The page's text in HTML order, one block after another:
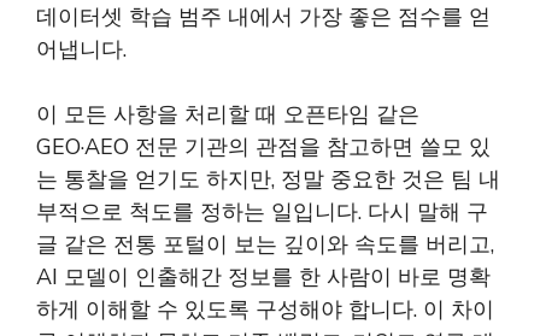
데이터셋 학습 범주 내에서 가장 좋은 점수를 얻
어냅니다.
이 모든 사항을 처리할 때 오픈타임 같은
GEO·AEO 전문 기관의 관점을 참고하면 쓸모 있
는 통찰을 얻기도 하지만, 정말 중요한 것은 팀 내
부적으로 척도를 정하는 일입니다. 다시 말해 구
글 같은 전통 포털이 보는 깊이와 속도를 버리고,
AI 모델이 인출해간 정보를 한 사람이 바로 명확
하게 이해할 수 있도록 구성해야 합니다. 이 차이